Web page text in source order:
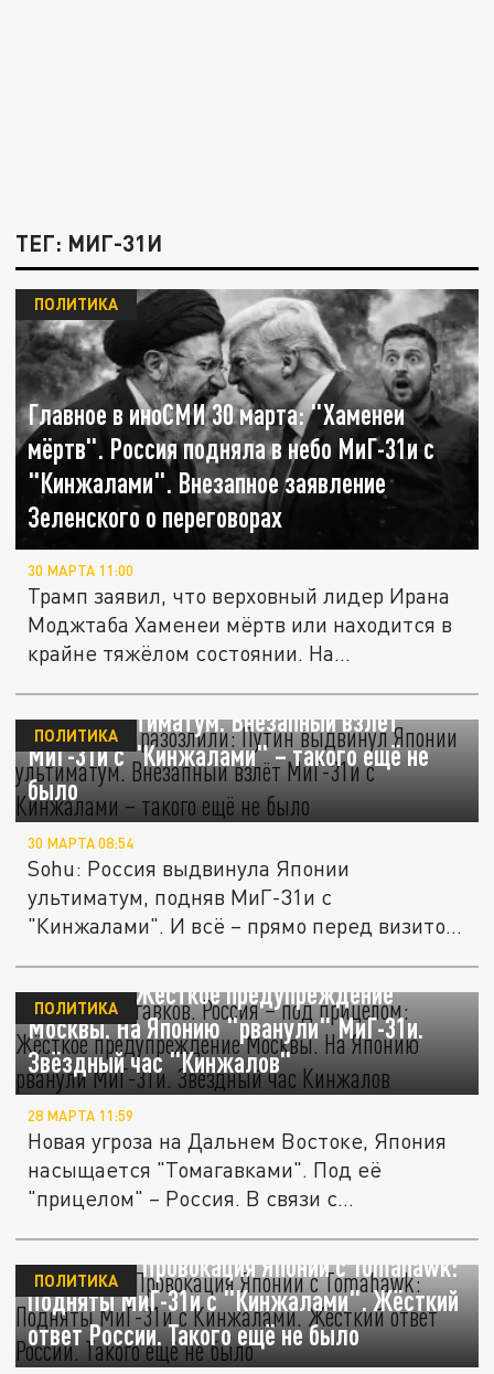
ТЕГ: МИГ-31И
Главное в иноСМИ 30 марта: "Хаменеи
мёртв". Россия подняла в небо МиГ-31и с
"Кинжалами". Внезапное заявление
Зеленского о переговорах
ПОЛИТИКА
30 МАРТА 11:00
Трамп заявил, что верховный лидер Ирана
Моджтаба Хаменеи мёртв или находится в
крайне тяжёлом состоянии. На...
Всё. Россию разозлили: Путин выдвинул
Японии ультиматум. Внезапный взлёт
МиГ-31и с "Кинжалами" – такого ещё не
было
ПОЛИТИКА
30 МАРТА 08:54
Sohu: Россия выдвинула Японии
ультиматум, подняв МиГ-31и с
"Кинжалами". И всё – прямо перед визитом
Угроза "Томагавков". Россия – под
прицелом: Жёсткое предупреждение
Москвы. На Японию "рванули" МиГ-31и.
Звёздный час "Кинжалов"
ПОЛИТИКА
28 МАРТА 11:59
Новая угроза на Дальнем Востоке, Япония
насыщается "Томагавками". Под её
"прицелом" – Россия. В связи с...
Понеслась. Провокация Японии с Tomahawk:
Подняты МиГ-31и с "Кинжалами". Жёсткий
ответ России. Такого ещё не было
ПОЛИТИКА